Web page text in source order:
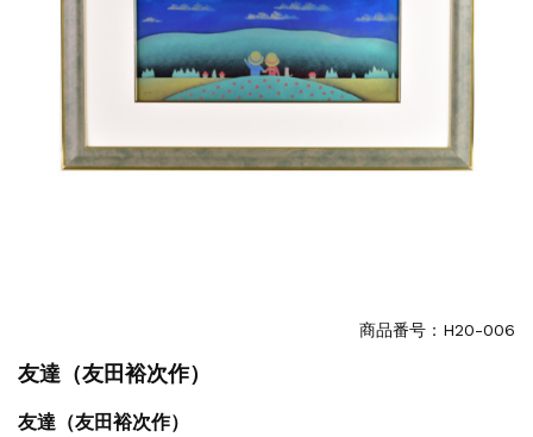
商品番号：H20-006
友達（友田裕次作）
友達（友田裕次作）